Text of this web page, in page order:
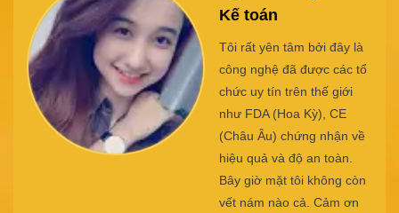
Cảm giác sau quy trình
các bước là lỗ chân lông
được thông thoáng, làn da
mịn màng hơn, lỗ chân
lông được thu nhỏ lại và
bậc tone làn da. Huỳnh rất
thích các dịch vụ tại Beryl
và cơ sở vật chất trang
thiết bị hiện đại cũng như